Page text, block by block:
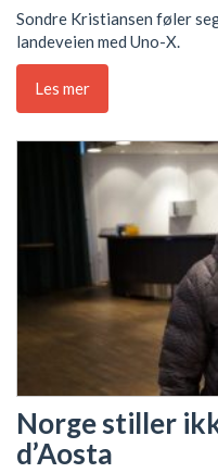
Sondre Kristiansen føler
landeveien med Uno-X.
Les mer
Norge stiller
d’Aosta